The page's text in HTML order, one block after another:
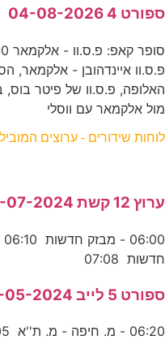
ספורט 4 04-08-2026
האלופה, פ.ס.וו של פיטר
מול אלקמאר עם ווסלי
לוחות שידורים - ערוצים
ערוץ 12 קשת 01-07-2024
חדשות 07:08
ספורט 5 לייב 12-05-2024
06:20 - מ. חיפה - מ. ת''א 08:05 - מ. נתניה - ה.